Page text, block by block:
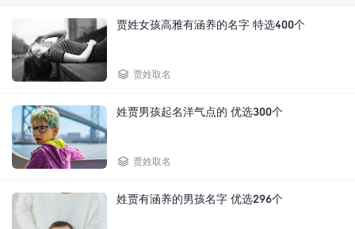
贾姓女孩高雅有涵养的名字 特选400个
 贾姓取名
姓贾男孩起名洋气点的 优选300个
 贾姓取名
姓贾有涵养的男孩名字 优选296个